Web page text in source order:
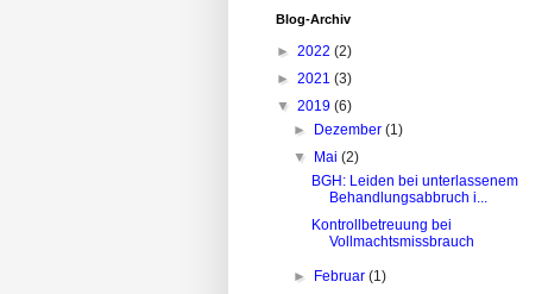
Blog-Archiv
► 2022 (2)
► 2021 (3)
▼ 2019 (6)
►
Dezember(1)
▼
Mai(2)
BGH: Leiden bei unterlassenem
Behandlungsabbruch i...
Kontrollbetreuung bei
Vollmachtsmissbrauch
► Februar(1)